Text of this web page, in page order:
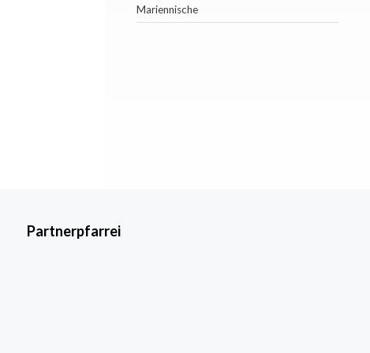
Mariennische
Partnerpfarrei